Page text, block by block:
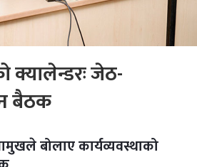
क्यालेन्डरः जेठ-
बैठक
बोलाए कार्यव्यवस्थाको